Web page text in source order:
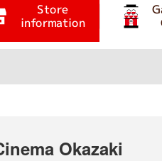
Store
information
Okazaki